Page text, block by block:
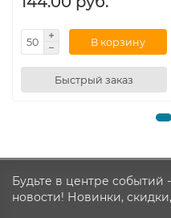
В корзину
Быстрый заказ
Будьте в центре
новости! Новинки,